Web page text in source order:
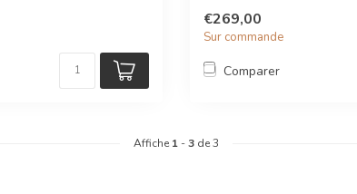
€269,00
Sur commande
Comparer
Affiche 1 -3 de 3